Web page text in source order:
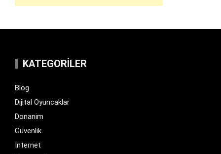
KATEGORILER
Blog
Dijital Oyuncaklar
Donanim
Güvenlik
İnternet